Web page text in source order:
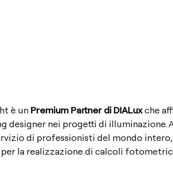
è un Premium Partner di DIALuxche
designer nei progetti di illuminazione.
di professionisti del mondo
la realizzazione di calcoli